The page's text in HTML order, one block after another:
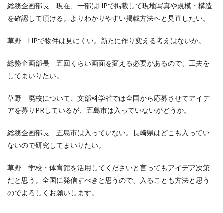
総務企画部長 現在、一部はHPで掲載して現地写真や規模・構造
を確認して頂ける。よりわかりやすい掲載方法へと見直したい。
草野 HPで物件は見にくい。新たに作り変える考えはないか。
総務企画部長 五回くらい画面を変える必要があるので、工夫を
してまいりたい。
草野 廃校について、文部科学省では全国から応募させてアイデ
アを募りPRしているが、五島市は入っていないがどうか。
総務企画部長 五島市は入っていない。長崎県はどこも入ってい
ないので研究してまいりたい。
草野 学校・体育館を活用してくださいと言ってもアイデア次第
だと思う。全国に発信すべきと思うので、入ることも方法と思う
のでよろしくお願いします。